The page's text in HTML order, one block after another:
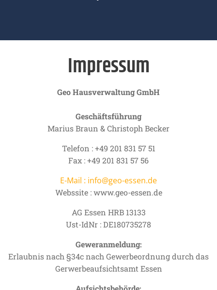
Impressum
Geo Hausverwaltung GmbH
Geschäftsführung
Marius Braun & Christoph Becker
Telefon : +49 201 831 57 51
Fax : +49 201 831 57 56
E-Mail : info@geo-essen.de
Webssite : www.geo-essen.de
AG Essen HRB 13133
Ust-IdNr : DE180735278
Geweranmeldung:
Erlaubnis nach §34c nach Gewerbeordnung durch das
Gerwerbeaufsichtsamt Essen